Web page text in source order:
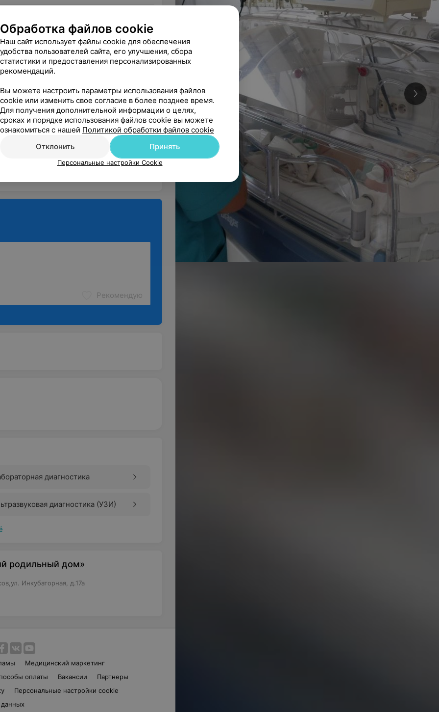
вела
Родильные дома
просто врач от Бога!
Вашу невероятную чуткость, мягкос...
Родильные дома
Рекомендую
диагностика
диагностика (УЗИ)
родильный дом»
Инкубаторная, д.17а
Медицинский маркетинг
оплаты Вакансии
Партнеры
Персональные настройки cookie
Обработка файлов cookie
Наш сайт использует файлы cookie для обеспечения
удобства пользователей сайта, его улучшения, сбора
статистики и предоставления персонализированных
рекомендаций.
Вы можете настроить параметры использования файлов
cookie или изменить свое согласие в более позднее время.
Для получения дополнительной информации о целях,
сроках и порядке использования файлов cookie вы можете
ознакомиться с нашей Политикой обработки файлов cookie
Отклонить
Принять
Персональные настройки Cookie